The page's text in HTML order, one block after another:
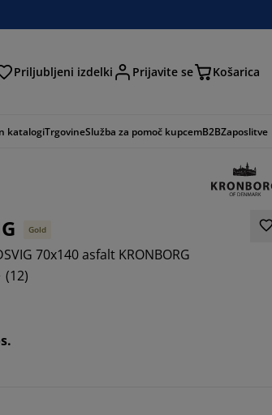
Priljubljeni izdelki Prijavite se Košarica
katalogiTrgovineSlužba za pomoč kupcemB2BZaposlitve
Gold
70x140 asfalt KRONBORG
(12)